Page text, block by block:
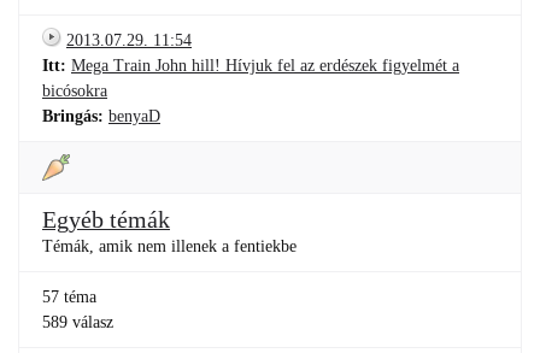
2013.07.29. 11:54
Itt: Mega Train John hill! Hívjuk fel az erdészek figyelmét a
bicósokra
Bringás: benyaD
Egyéb témák
Témák, amik nem illenek a fentiekbe
57 téma
589 válasz